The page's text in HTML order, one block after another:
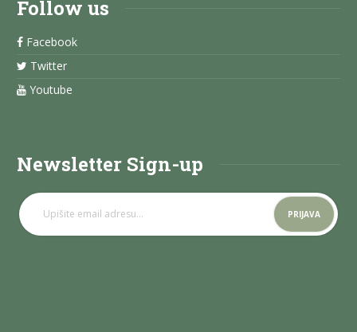
Follow us
Facebook
Twitter
Youtube
Newsletter Sign-up